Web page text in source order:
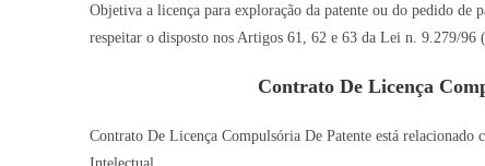
Objetiva a licença para exploração da patente ou do pedido
respeitar o disposto nos Artigos 61, 62 e 63 da Lei n. 9.279/96
Contrato De Licença
Contrato De Licença Compulsória De Patente está
Intelectual.